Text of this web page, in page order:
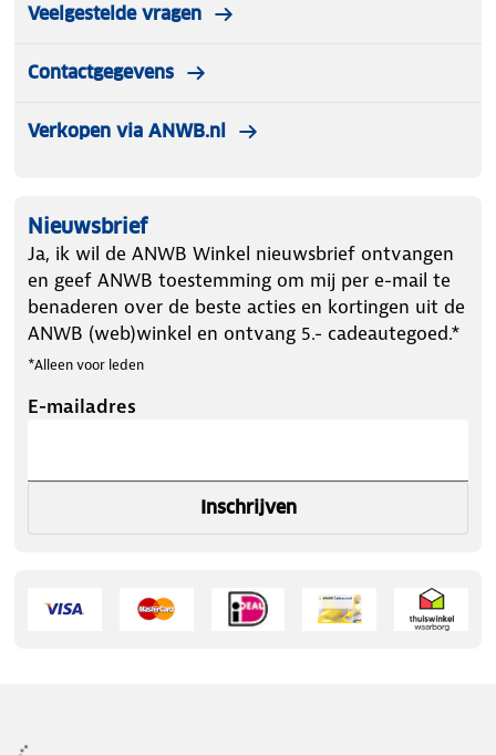
Veelgestelde vragen
Contactgegevens
Verkopen via ANWB.nl
Nieuwsbrief
Ja, ik wil de ANWB Winkel nieuwsbrief ontvangen
en geef ANWB toestemming om mij per e-mail te
benaderen over de beste acties en kortingen uit de
ANWB (web)winkel en ontvang 5.- cadeautegoed.*
*Alleen voor leden
E-mailadres
Inschrijven